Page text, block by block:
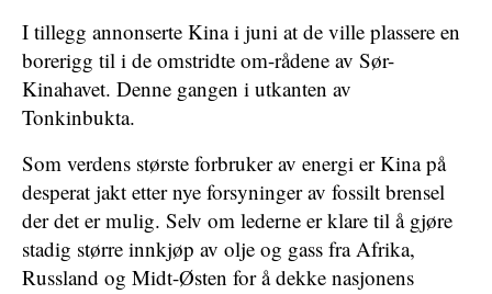
I tillegg annonserte Kina i juni at de ville plassere en
borerigg til i de omstridte om-rådene av Sør-
Kinahavet. Denne gangen i utkanten av
Tonkinbukta.
Som verdens største forbruker av energi er Kina på
desperat jakt etter nye forsyninger av fossilt brensel
der det er mulig. Selv om lederne er klare til å gjøre
stadig større innkjøp av olje og gass fra Afrika,
Russland og Midt-Østen for å dekke nasjonens